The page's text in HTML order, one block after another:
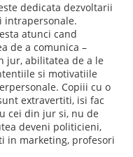
dedicata dezvoltarii
intrapersonale.
atunci cand
de a comunica –
jur, abilitatea de a le
si motivatiile
Copiii cu o
extravertiti, isi fac
cei din jur si, nu de
deveni politicieni,
in marketing, profesori